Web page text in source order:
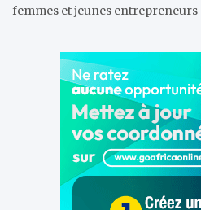
femmes et jeunes entrepreneurs